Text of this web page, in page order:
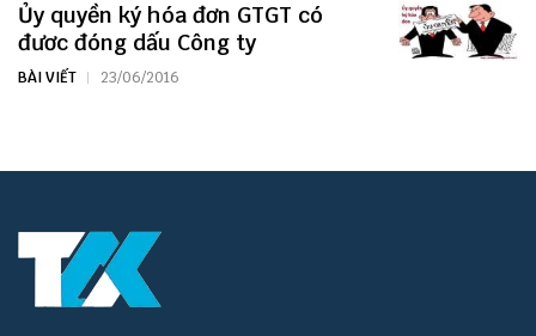
Ủy quyền ký hóa đơn GTGT có
đươc đóng dấu Công ty
BÀI VIẾT 23/06/2016